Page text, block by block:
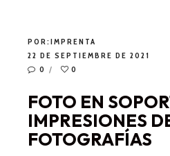
POR:IMPRENTA
22 DE SEPTIEMBRE DE 2021
0
0
FOTO EN
IMPRESIONES
FOTOGRAFÍAS